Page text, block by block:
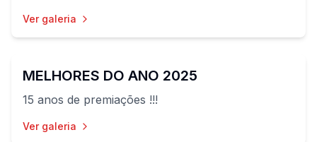
Ver galeria
MELHORES DO ANO 2025
15 anos de premiações !!!
Ver galeria